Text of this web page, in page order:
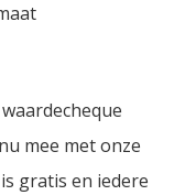
mee met onze
gratis en iedere